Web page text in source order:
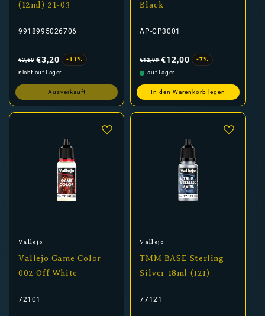
(12ml) 21-03
9918995026706
Preis
€3,60 €3,20
-11%
nicht auf Lager
Ausverkauft
Black
AP-CP3001
Preis
€12,99 €12,00
-7%
auf Lager
In den Warenkorb legen
Anbieter:
Vallejo
Vallejo Game Color
002 Off White
72101
Anbieter:
Vallejo
TMM BASE Sterling
Silver 18ml (121)
77121